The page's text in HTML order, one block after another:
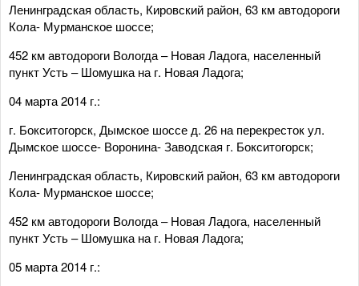
Ленинградская область, Кировский район, 63 км автодороги
Кола- Мурманское шоссе;
452 км автодороги Вологда – Новая Ладога, населенный
пункт Усть – Шомушка на г. Новая Ладога;
04 марта 2014 г.:
г. Бокситогорск, Дымское шоссе д. 26 на перекресток ул.
Дымское шоссе- Воронина- Заводская г. Бокситогорск;
Ленинградская область, Кировский район, 63 км автодороги
Кола- Мурманское шоссе;
452 км автодороги Вологда – Новая Ладога, населенный
пункт Усть – Шомушка на г. Новая Ладога;
05 марта 2014 г.: